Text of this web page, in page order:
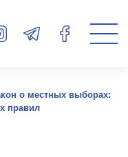
о местных выборах:
правил